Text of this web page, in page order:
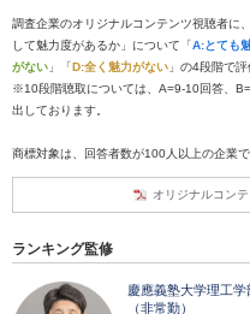
調査企業のオリジナルコンテンツ視聴者に
して魅力度があるか」について「A:とても
がない 」「D:全く魅力がない 」の4段階で
※10段階聴取については、A=9-10回答、
出しております。
商標対象は、回答者数が100人以上の企業で
オリジナルコン
ランキング監修
慶應義塾大学理工
（非常勤）